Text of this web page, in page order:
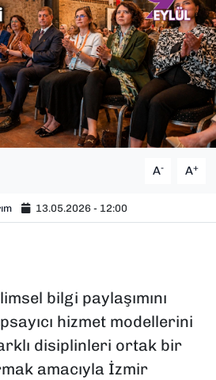
A- A+
13.05.2026 - 12:00
bilgi paylaşımını
hizmet modellerini
disiplinleri ortak bir
amacıyla İzmir